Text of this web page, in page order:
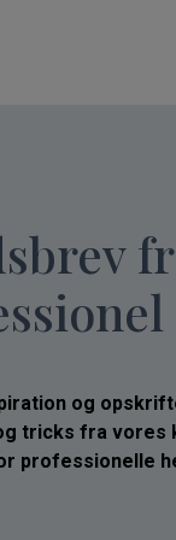
og
tricks fra vores
professionelle